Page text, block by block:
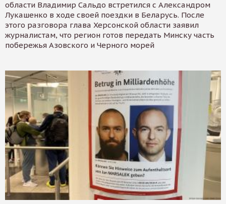
области Владимир Сальдо встретился с Александром
Лукашенко в ходе своей поездки в Беларусь. После
этого разговора глава Херсонской области заявил
журналистам, что регион готов передать Минску часть
побережья Азовского и Черного морей